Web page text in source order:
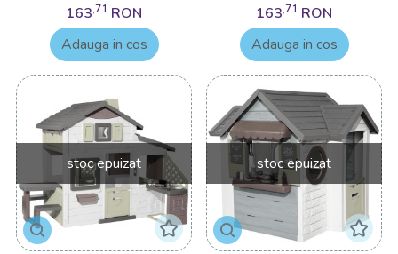
163,71 RON
Adauga in cos
163,71 RON
Adauga in cos
stoc epuizat stoc epuizat